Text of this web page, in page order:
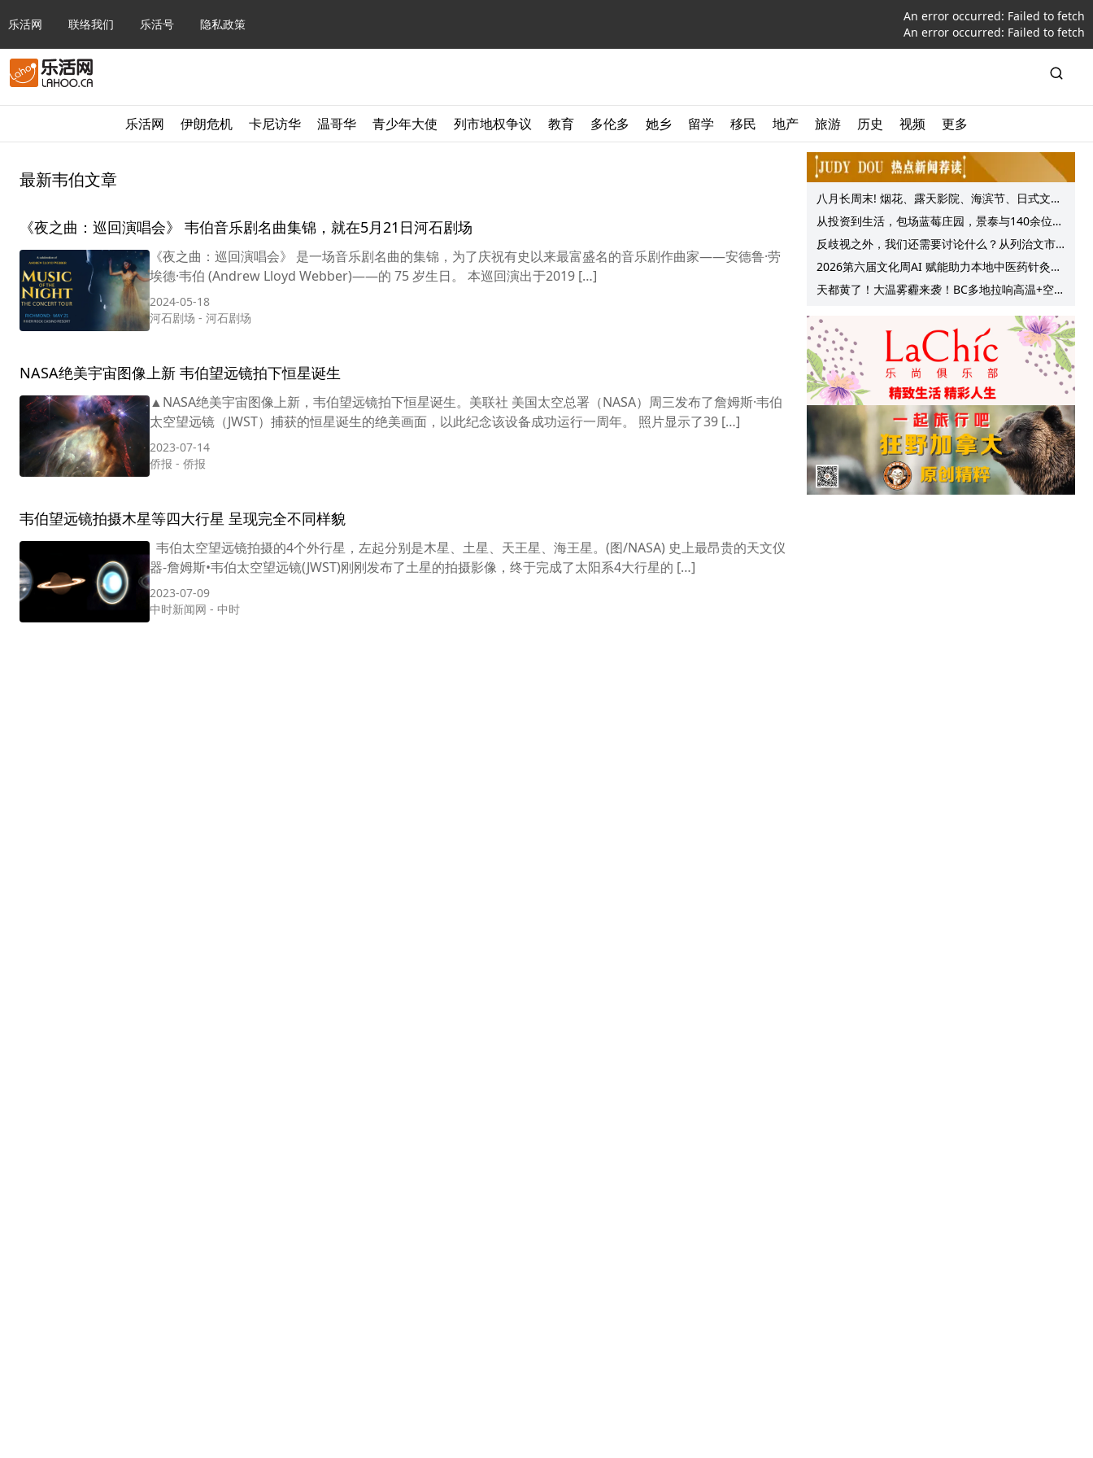
乐活网 联络我们 乐活号 隐私政策
An error occurred: Failed to fetch
An error occurred: Failed to fetch
乐活网 伊朗危机 卡尼访华 温哥华 青少年大使 列市地权争议 教育 多伦多 她乡 留学 移民 地产 旅游 历史 视频 更多
最新韦伯文章
《夜之曲：巡回演唱会》 韦伯音乐剧名曲集锦，就在5月21日河石剧场
《夜之曲：巡回演唱会》 是一场音乐剧名曲的集锦，为了庆祝有史以来最富盛名的音乐剧作曲家——安德鲁·劳
埃德·韦伯 (Andrew Lloyd Webber)——的 75 岁生日。 本巡回演出于2019 […]
2024-05-18
河石剧场 - 河石剧场
NASA绝美宇宙图像上新 韦伯望远镜拍下恒星诞生
▲NASA绝美宇宙图像上新，韦伯望远镜拍下恒星诞生。美联社 美国太空总署（NASA）周三发布了詹姆斯·韦伯
太空望远镜（JWST）捕获的恒星诞生的绝美画面，以此纪念该设备成功运行一周年。 照片显示了39 […]
2023-07-14
侨报 - 侨报
韦伯望远镜拍摄木星等四大行星 呈现完全不同样貌
韦伯太空望远镜拍摄的4个外行星，左起分别是木星、土星、天王星、海王星。(图/NASA) 史上最昂贵的天文仪
器-詹姆斯•韦伯太空望远镜(JWST)刚刚发布了土星的拍摄影像，终于完成了太阳系4大行星的 […]
2023-07-09
中时新闻网 - 中时
八月长周末! 烟花、露天影院、海滨节、日式文化
节庆, 大温哥华各种精彩活动上线!
从投资到生活，包场蓝莓庄园，景泰与140余位客
户共享夏日”莓”好时光
反歧视之外，我们还需要讨论什么？从列治文市
议会一项动议谈起
2026第六届文化周AI 赋能助力本地中医药针灸服
务提质升级
天都黄了！大温雾霾来袭！BC多地拉响高温+空气